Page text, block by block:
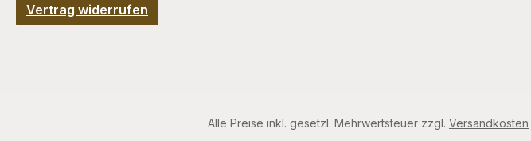
Vertrag widerrufen
Alle Preise inkl. gesetzl. Mehrwertsteuer zzgl. Versandkosten